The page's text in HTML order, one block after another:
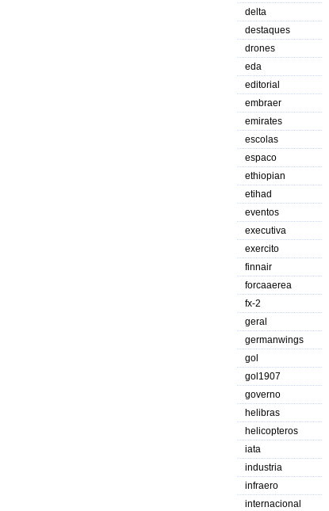
delta
destaques
drones
eda
editorial
embraer
emirates
escolas
espaco
ethiopian
etihad
eventos
executiva
exercito
finnair
forcaaerea
fx-2
geral
germanwings
gol
gol1907
governo
helibras
helicopteros
iata
industria
infraero
internacional